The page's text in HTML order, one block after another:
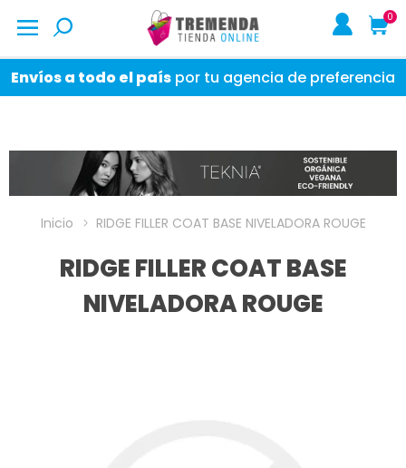
0
Envíos a todo el país por tu agencia de preferencia
Inicio RIDGE FILLER COAT BASE NIVELADORA ROUGE
RIDGE FILLER COAT BASE
NIVELADORA ROUGE